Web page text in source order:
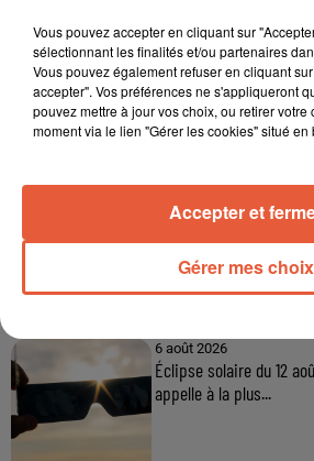
À LA UNE
Arles : après un
abrivado à Saliers,...
6 août 2026
Éclipse solaire du 12
appelle à la plus...
Vous pouvez accepter en cliquant sur
sélectionnant les finalités et/ou partenaires
Vous pouvez également refuser en cliquant
accepter". Vos préférences ne s'appliqueront
pouvez mettre à jour vos choix, ou retirer votre
moment via le lien "Gérer les cookies" situé
Gérer mes choix
Accepter et